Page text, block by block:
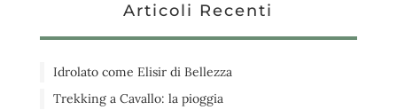
Articoli Recenti
Idrolato come Elisir di Bellezza
Trekking a Cavallo: la pioggia